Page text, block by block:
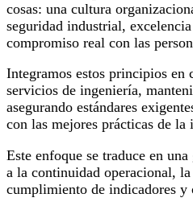
cosas: una cultura
seguridad industrial,
compromiso real con las
Integramos estos principios en
servicios de ingeniería,
asegurando estándares
con las mejores prácticas de la
Este enfoque se traduce en
a la continuidad operacional,
cumplimiento de indicadores y